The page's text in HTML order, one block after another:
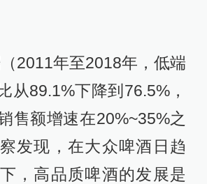
2011年至2018年，低端
从89.1%下降到76.5%，
售额增速在20%~35%之
发现，在大众啤酒日趋
，高品质啤酒的发展是